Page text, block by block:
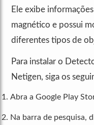
Ele exibe
magnético e possui
diferentes tipos de
Para instalar o
Netigen, siga os
Abra a Google Play
Na barra de pesquisa,